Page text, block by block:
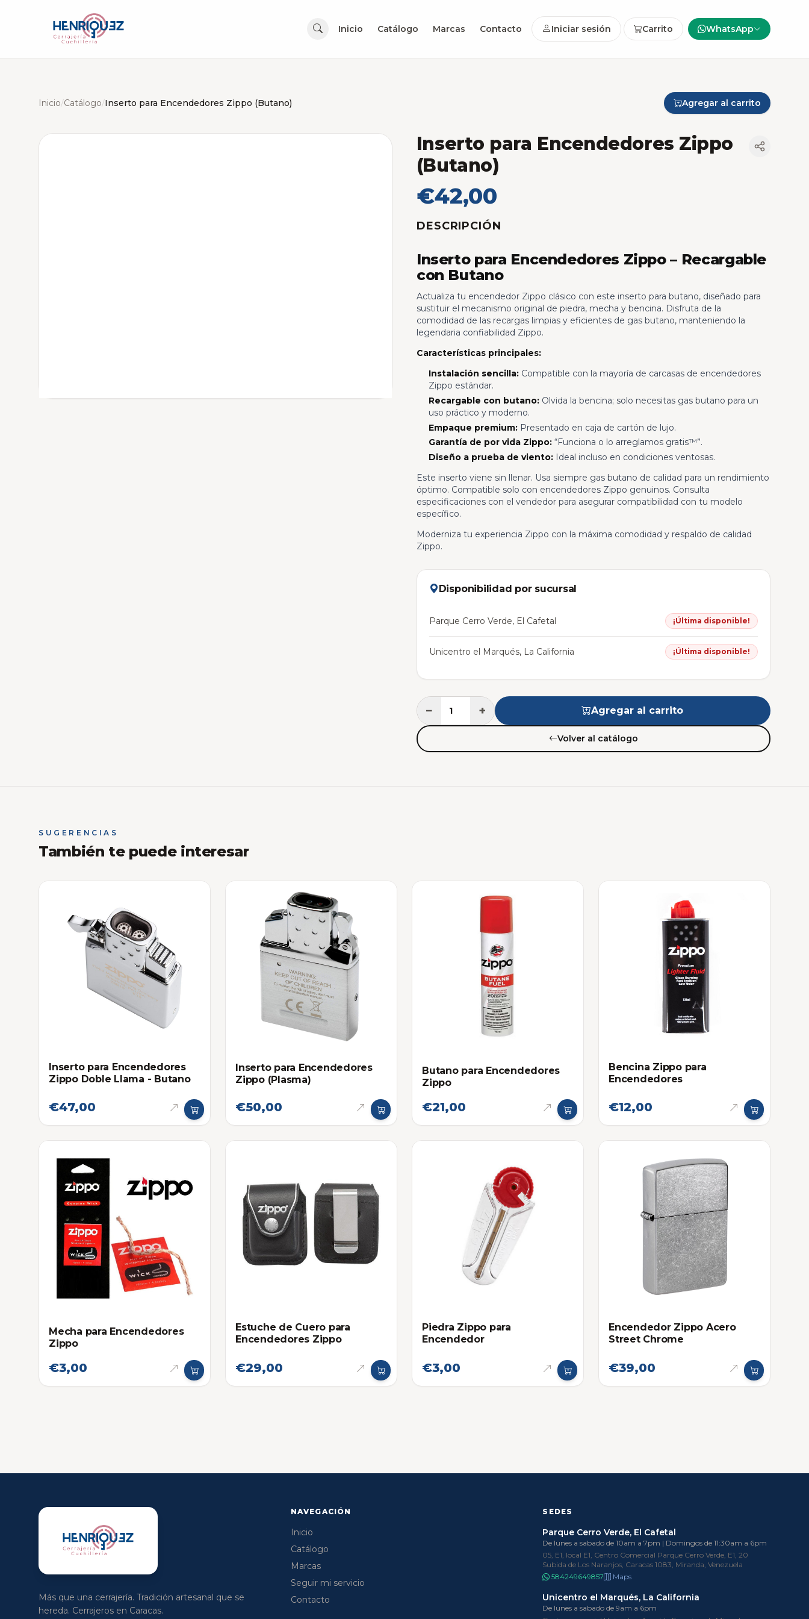
Inicio Catálogo Marcas Contacto Iniciar sesión Carrito WhatsApp
Inicio/Catálogo/Inserto para Encendedores Zippo (Butano) Agregar al carrito
Inserto para Encendedores Zippo
(Butano)
€42,00
DESCRIPCIÓN
Inserto para Encendedores Zippo – Recargable
con Butano
Actualiza tu encendedor Zippo clásico con este inserto para butano, diseñado para
sustituir el mecanismo original de piedra, mecha y bencina. Disfruta de la
comodidad de las recargas limpias y eficientes de gas butano, manteniendo la
legendaria confiabilidad Zippo.
Características principales:
Instalación sencilla:Compatible con la mayoría de carcasas de encendedores
Zippo estándar.
Recargable con butano:Olvida la bencina; solo necesitas gas butano para un
uso práctico y moderno.
Empaque premium:Presentado en caja de cartón de lujo.
Garantía de por vida Zippo:“Funciona o lo arreglamos gratis™”.
Diseño a prueba de viento:Ideal incluso en condiciones ventosas.
Este inserto viene sin llenar. Usa siempre gas butano de calidad para un rendimiento
óptimo. Compatible solo con encendedores Zippo genuinos. Consulta
especificaciones con el vendedor para asegurar compatibilidad con tu modelo
específico.
Moderniza tu experiencia Zippo con la máxima comodidad y respaldo de calidad
Zippo.
Disponibilidad por sucursal
Parque Cerro Verde, El Cafetal ¡Última disponible!
Unicentro el Marqués, La California ¡Última disponible!
− + Agregar al carrito
Volver al catálogo
SUGERENCIAS
También te puede interesar
Inserto para Encendedores
Zippo Doble Llama - Butano
€47,00
Inserto para Encendedores
Zippo (Plasma)
€50,00
Butano para Encendedores
Zippo
€21,00
Bencina Zippo para
Encendedores
€12,00
Mecha para Encendedores
Zippo
€3,00
Estuche de Cuero para
Encendedores Zippo
€29,00
Piedra Zippo para
Encendedor
€3,00
Encendedor Zippo Acero
Street Chrome
€39,00
Más que una cerrajería. Tradición artesanal que se
hereda. Cerrajeros en Caracas.
NAVEGACIÓN
Inicio
Catálogo
Marcas
Seguir mi servicio
Contacto
SEDES
Parque Cerro Verde, El Cafetal
De lunes a sabado de 10am a 7pm | Domingos de 11:30am a 6pm
05, E1, local E1, Centro Comercial Parque Cerro Verde, E1, 20
Subida de Los Naranjos, Caracas 1083, Miranda, Venezuela
584249649857
Maps
Unicentro el Marqués, La California
De lunes a sabado de 9am a 6pm